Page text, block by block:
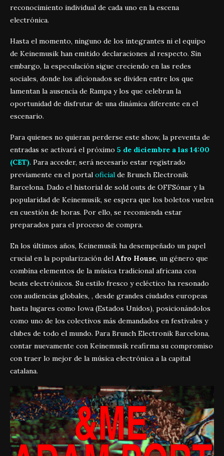
reconocimiento individual de cada uno en la escena
electrónica.
Hasta el momento, ninguno de los integrantes ni el equipo
de Keinemusik han emitido declaraciones al respecto. Sin
embargo, la especulación sigue creciendo en las redes
sociales, donde los aficionados se dividen entre los que
lamentan la ausencia de Rampa y los que celebran la
oportunidad de disfrutar de una dinámica diferente en el
escenario.
Para quienes no quieran perderse este show, la preventa de
entradas se activará el próximo 5 de diciembre a las 14:00
(CET). Para acceder, será necesario estar registrado
previamente en el portal oficial de Brunch Electronik
Barcelona. Dado el historial de sold outs de OFFSónar y la
popularidad de Keinemusik, se espera que los boletos vuelen
en cuestión de horas. Por ello, se recomienda estar
preparados para el proceso de compra.
En los últimos años, Keinemusik ha desempeñado un papel
crucial en la popularización del Afro House, un género que
combina elementos de la música tradicional africana con
beats electrónicos. Su estilo fresco y ecléctico ha resonado
con audiencias globales, , desde grandes ciudades europeas
hasta lugares como Iowa (Estados Unidos), posicionándolos
como uno de los colectivos más demandados en festivales y
clubes de todo el mundo. Para Brunch Electronik Barcelona,
contar nuevamente con Keinemusik reafirma su compromiso
con traer lo mejor de la música electrónica a la capital
catalana.